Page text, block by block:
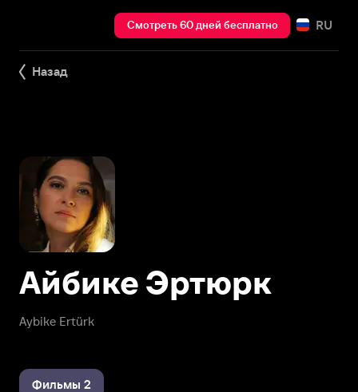
Смотреть 60 дней бесплатно RU
Назад
Aybike Ertürk
Айбике Эртюрк
Фильмы 2